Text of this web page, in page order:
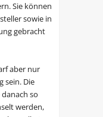
Sie können
sowie in
gebracht
aber nur
sein. Die
so
werden,